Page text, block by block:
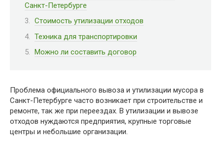
Санкт-Петербурге
Стоимость утилизации отходов
Техника для транспортировки
Можно ли составить договор
Проблема официального вывоза и утилизации мусора в
Санкт-Петербурге часто возникает при строительстве и
ремонте, так же при переездах. В утилизации и вывозе
отходов нуждаются предприятия, крупные торговые
центры и небольшие организации.